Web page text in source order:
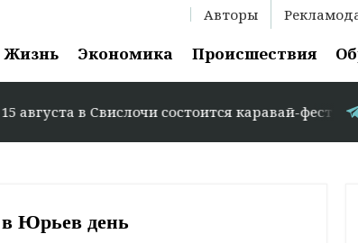
Авторы
Жизнь Экономика Происшествия
Свислочи состоится каравай-фест
в Юрьев день